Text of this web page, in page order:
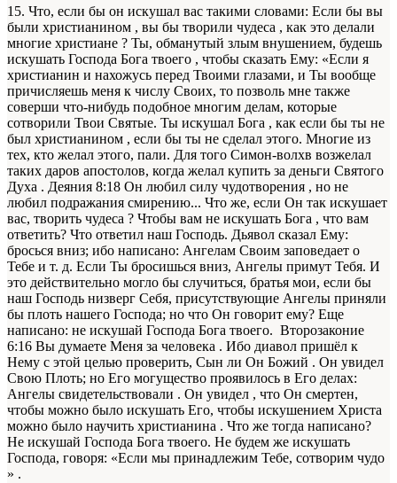
15. Что, если бы он искушал вас такими словами: Если бы вы
были христианином , вы бы творили чудеса , как это делали
многие христиане ? Ты, обманутый злым внушением, будешь
искушать Господа Бога твоего , чтобы сказать Ему: «Если я
христианин и нахожусь перед Твоими глазами, и Ты вообще
причисляешь меня к числу Своих, то позволь мне также
соверши что-нибудь подобное многим делам, которые
сотворили Твои Святые. Ты искушал Бога , как если бы ты не
был христианином , если бы ты не сделал этого. Многие из
тех, кто желал этого, пали. Для того Симон-волхв возжелал
таких даров апостолов, когда желал купить за деньги Святого
Духа . Деяния 8:18 Он любил силу чудотворения , но не
любил подражания смирению... Что же, если Он так искушает
вас, творить чудеса ? Чтобы вам не искушать Бога , что вам
ответить? Что ответил наш Господь. Дьявол сказал Ему:
бросься вниз; ибо написано: Ангелам Своим заповедает о
Тебе и т. д. Если Ты бросишься вниз, Ангелы примут Тебя. И
это действительно могло бы случиться, братья мои, если бы
наш Господь низверг Себя, присутствующие Ангелы приняли
бы плоть нашего Господа; но что Он говорит ему? Еще
написано: не искушай Господа Бога твоего. Второзаконие
6:16 Вы думаете Меня за человека . Ибо диавол пришёл к
Нему с этой целью проверить, Сын ли Он Божий . Он увидел
Свою Плоть; но Его могущество проявилось в Его делах:
Ангелы свидетельствовали . Он увидел , что Он смертен,
чтобы можно было искушать Его, чтобы искушением Христа
можно было научить христианина . Что же тогда написано?
Не искушай Господа Бога твоего. Не будем же искушать
Господа, говоря: «Если мы принадлежим Тебе, сотворим чудо
» .